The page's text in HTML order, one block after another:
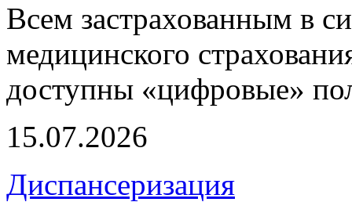
Всем застрахованным в
медицинского
доступны «цифровые»
15.07.2026
Диспансеризация